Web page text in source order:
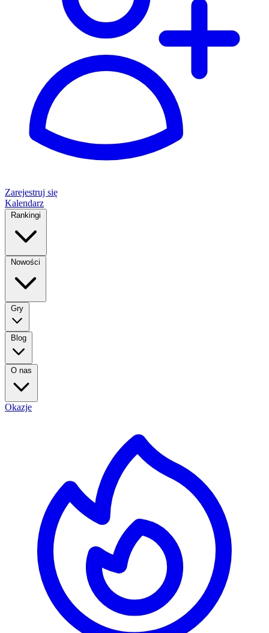
Zarejestruj się
Kalendarz
Rankingi
Nowości
Gry
Blog
O nas
Okazje